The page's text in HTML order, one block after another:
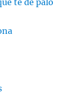
te de palo